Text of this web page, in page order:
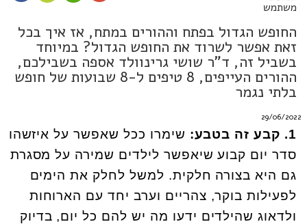
החופש הגדול בפתח וההורים במתח, אז איך בכל
זאת אפשר לשרוד את החופש הגדול? במיוחד
בשביל זה, ד"ר שושי גרינוולד אספה בשבילכם,
ההורים העייפים, 8 טיפים ל-8 שבועות של חופש
בלתי נגמר
29/06/2022
1. קבע זה בטבע:
שימרו ככל שאפשר על איזשהו
סדר יום קבוע שיאפשר לילדים שמירה על מסגרת
גם היא בצורה חלקית. למשל לחלק את הימים
לפעילות בוקר, צהריים וערב יחד עם הארוחות
ולדאוג שהילדים ידעו מה יש להם כל יום, בדיוק